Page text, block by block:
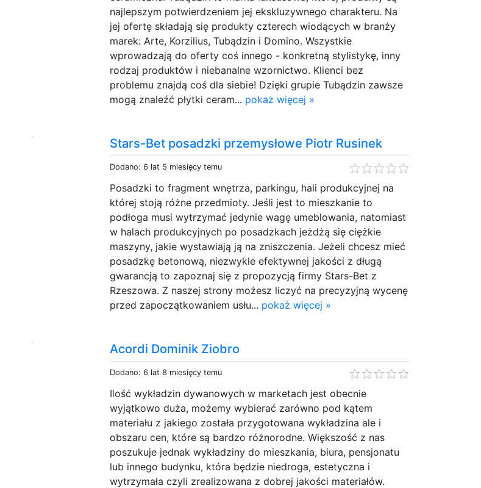
najlepszym potwierdzeniem jej ekskluzywnego charakteru. Na
jej ofertę składają się produkty czterech wiodących w branży
marek: Arte, Korzilius, Tubądzin i Domino. Wszystkie
wprowadzają do oferty coś innego - konkretną stylistykę, inny
rodzaj produktów i niebanalne wzornictwo. Klienci bez
problemu znajdą coś dla siebie! Dzięki grupie Tubądzin zawsze
mogą znaleźć płytki ceram... pokaż więcej »
Stars-Bet posadzki przemysłowe Piotr Rusinek
Dodano: 6 lat 5 miesięcy temu
Posadzki to fragment wnętrza, parkingu, hali produkcyjnej na
której stoją różne przedmioty. Jeśli jest to mieszkanie to
podłoga musi wytrzymać jedynie wagę umeblowania, natomiast
w halach produkcyjnych po posadzkach jeżdżą się ciężkie
maszyny, jakie wystawiają ją na zniszczenia. Jeżeli chcesz mieć
posadzkę betonową, niezwykle efektywnej jakości z długą
gwarancją to zapoznaj się z propozycją firmy Stars-Bet z
Rzeszowa. Z naszej strony możesz liczyć na precyzyjną wycenę
przed zapoczątkowaniem usłu... pokaż więcej »
Acordi Dominik Ziobro
Dodano: 6 lat 8 miesięcy temu
Ilość wykładzin dywanowych w marketach jest obecnie
wyjątkowo duża, możemy wybierać zarówno pod kątem
materiału z jakiego została przygotowana wykładzina ale i
obszaru cen, które są bardzo różnorodne. Większość z nas
poszukuje jednak wykładziny do mieszkania, biura, pensjonatu
lub innego budynku, która będzie niedroga, estetyczna i
wytrzymała czyli zrealizowana z dobrej jakości materiałów.